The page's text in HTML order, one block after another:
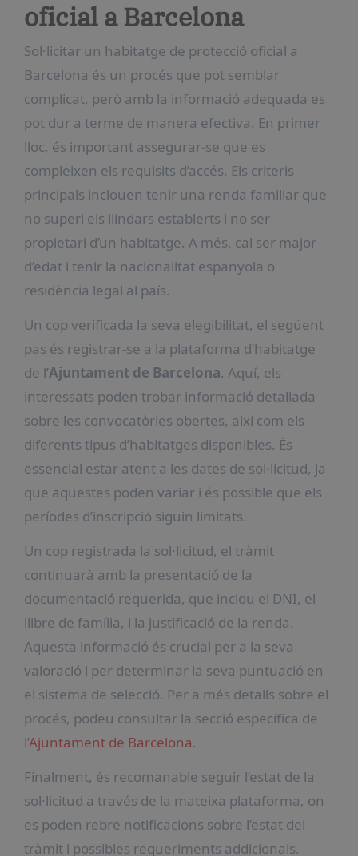
oficial a Barcelona
Sol·licitar un habitatge de protecció oficial a
Barcelona és un procés que pot semblar
complicat, però amb la informació adequada es
pot dur a terme de manera efectiva. En primer
lloc, és important assegurar-se que es
compleixen els requisits d’accés. Els criteris
principals inclouen tenir una renda familiar que
no superi els llindars establerts i no ser
propietari d’un habitatge. A més, cal ser major
d’edat i tenir la nacionalitat espanyola o
residència legal al país.
Un cop verificada la seva elegibilitat, el següent
pas és registrar-se a la plataforma d’habitatge
de l’Ajuntament de Barcelona. Aquí, els
interessats poden trobar informació detallada
sobre les convocatòries obertes, així com els
diferents tipus d’habitatges disponibles. És
essencial estar atent a les dates de sol·licitud, ja
que aquestes poden variar i és possible que els
períodes d’inscripció siguin limitats.
Un cop registrada la sol·licitud, el tràmit
continuarà amb la presentació de la
documentació requerida, que inclou el DNI, el
llibre de família, i la justificació de la renda.
Aquesta informació és crucial per a la seva
valoració i per determinar la seva puntuació en
el sistema de selecció. Per a més detalls sobre el
procés, podeu consultar la secció específica de
l’Ajuntament de Barcelona.
Finalment, és recomanable seguir l’estat de la
sol·licitud a través de la mateixa plataforma, on
es poden rebre notificacions sobre l’estat del
tràmit i possibles requeriments addicionals.